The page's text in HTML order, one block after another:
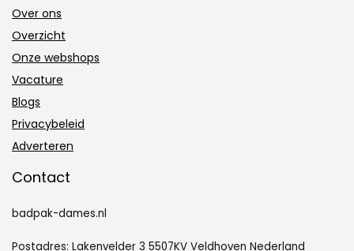
Over ons
Overzicht
Onze webshops
Vacature
Blogs
Privacybeleid
Adverteren
Contact
badpak-dames.nl
Postadres: Lakenvelder 3 5507KV Veldhoven Nederland